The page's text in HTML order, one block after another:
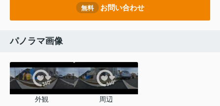
無料 お問い合わせ
パノラマ画像
外観 周辺